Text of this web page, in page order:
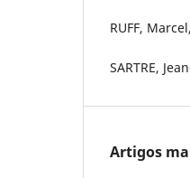
RUFF,
SARTRE,
Artigos